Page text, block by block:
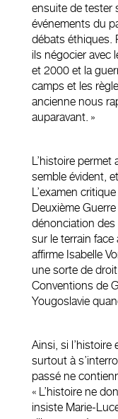
ensuite de tester
événements du
débats éthiques.
ils négocier avec
et 2000 et la
camps et les
ancienne nous
auparavant. »
L’histoire
semble évident,
L’examen
Deuxième
dénonciation
sur le terrain
affirme Isabelle
une sorte de
Conventions de
Yougoslavie
Ainsi, si l’histoire
surtout à
passé ne
« L’histoire ne
insiste Marie-